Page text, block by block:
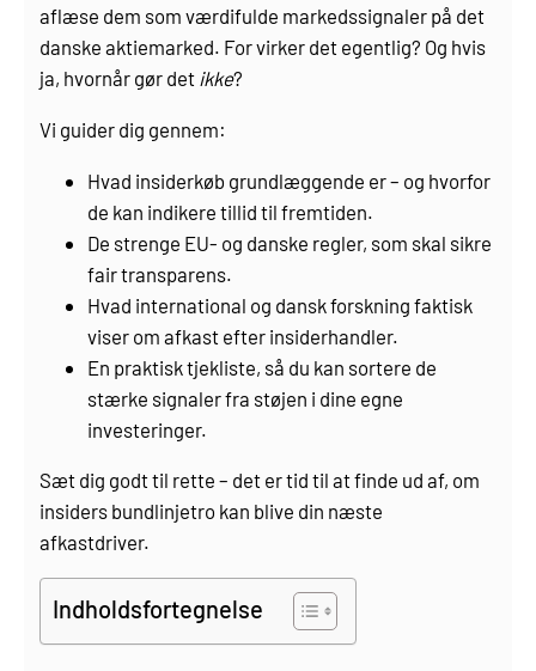
aflæse dem som værdifulde markedssignaler på det
danske aktiemarked. For virker det egentlig? Og hvis
ja, hvornår gør det ikke?
Vi guider dig gennem:
Hvad insiderkøb grundlæggende er – og hvorfor
de kan indikere tillid til fremtiden.
De strenge EU- og danske regler, som skal sikre
fair transparens.
Hvad international og dansk forskning faktisk
viser om afkast efter insiderhandler.
En praktisk tjekliste, så du kan sortere de
stærke signaler fra støjen i dine egne
investeringer.
Sæt dig godt til rette – det er tid til at finde ud af, om
insiders bundlinjetro kan blive din næste
afkastdriver.
Indholdsfortegnelse